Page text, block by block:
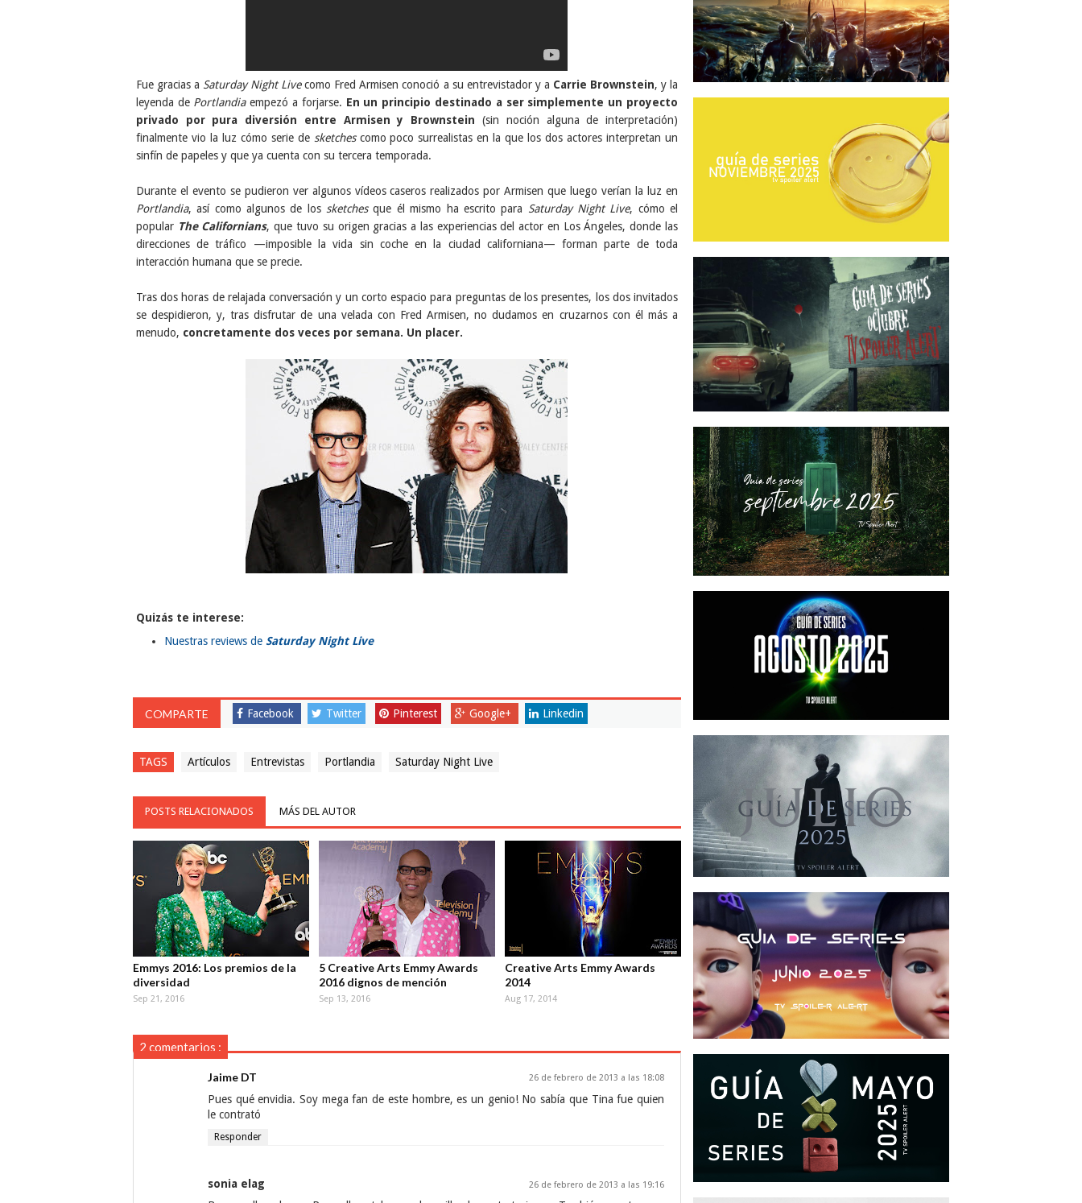
Fue gracias a Saturday Night Livecomo Fred Armisen conoció a su entrevistador y a Carrie Brownstein, y la
leyenda dePortlandiaempezó a forjarse. En un principio destinado a ser simplemente un proyecto
privado por pura diversión entre Armisen y Brownstein (sin noción alguna de interpretación)
finalmente vio la luz cómo serie de sketches como poco surrealistas en la que los dos actores interpretan un
sinfín de papeles y que ya cuenta con su tercera temporada.
Durante el evento se pudieron ver algunos vídeos caseros realizados por Armisen que luego verían la luz en
Portlandia, así como algunos de los sketchesque él mismo ha escrito para Saturday Night Live, cómo el
popular The Californians, que tuvo su origen gracias a las experiencias del actor en Los Ángeles, donde las
direcciones de tráfico —imposible la vida sin coche en la ciudad californiana— forman parte de toda
interacción humana que se precie.
Tras dos horas de relajada conversación y un corto espacio para preguntas de los presentes, los dos invitados
se despidieron, y, tras disfrutar de una velada con Fred Armisen, no dudamos en cruzarnos con él más a
menudo, concretamente dos veces por semana. Un placer.
Quizás te interese:
Nuestras reviews de Saturday Night Live
COMPARTE Facebook Twitter Pinterest Google+ Linkedin
TAGS Artículos Entrevistas Portlandia Saturday Night Live
POSTS RELACIONADOS MÁS DEL AUTOR
Emmys 2016: Los premios de la
diversidad
Sep 21, 2016
5 Creative Arts Emmy Awards
2016 dignos de mención
Sep 13, 2016
Creative Arts Emmy Awards
2014
Aug 17, 2014
2 comentarios :
Jaime DT 26 de febrero de 2013 a las 18:08
Pues qué envidia. Soy mega fan de este hombre, es un genio! No sabía que Tina fue quien
le contrató
Responder
sonia elag 26 de febrero de 2013 a las 19:16